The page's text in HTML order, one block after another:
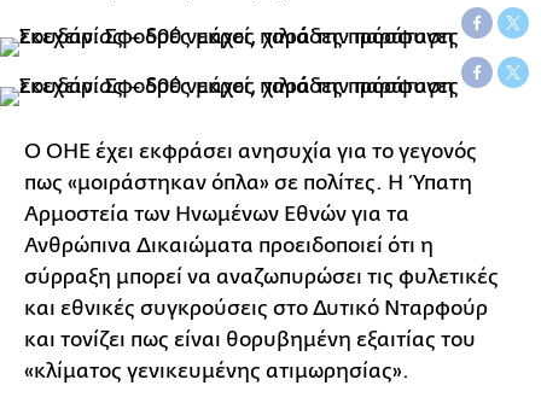
Ο ΟΗΕ έχει εκφράσει ανησυχία για το γεγονός
πως «μοιράστηκαν όπλα» σε πολίτες. Η Ύπατη
Αρμοστεία των Ηνωμένων Εθνών για τα
Ανθρώπινα Δικαιώματα προειδοποιεί ότι η
σύρραξη μπορεί να αναζωπυρώσει τις φυλετικές
και εθνικές συγκρούσεις στο Δυτικό Νταρφούρ
και τονίζει πως είναι θορυβημένη εξαιτίας του
«κλίματος γενικευμένης ατιμωρησίας».